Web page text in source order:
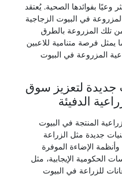
وعيًا بفوائدها الصحية. يُعتقد
في البيوت الزجاجية
تلك المزروعة بالطرق
يمثل فرصة متنامية للاعبين
المزروعة في البيوت
جديدة لتعزيز سوق
الدفيئة
المنتجة في البيوت
جديدة مثل الزراعة
وأنظمة الإضاءة الموفرة
الحكومية الإيجابية، مثل
للزراعة في البيوت